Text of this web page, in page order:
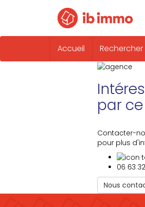
Accueil
par
Contacter-
pour plus
06 63
Nous